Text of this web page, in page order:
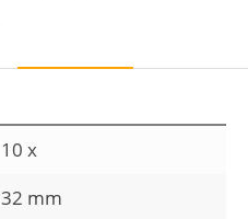
10 x
32 mm